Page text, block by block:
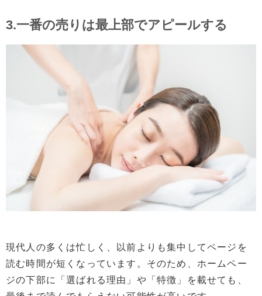
3.一番の売りは最上部でアピールする
現代人の多くは忙しく、以前よりも集中してページを
読む時間が短くなっています。そのため、ホームペー
ジの下部に「選ばれる理由」や「特徴」を載せても、